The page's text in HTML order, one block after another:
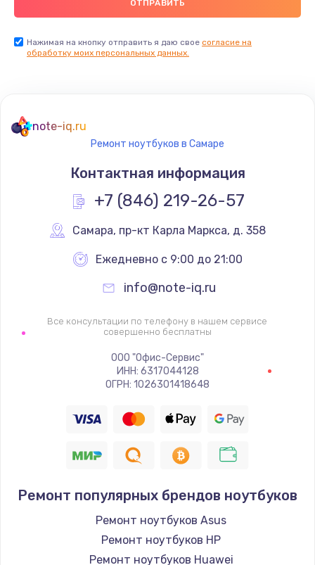
Нажимая на кнопку отправить я даю свое согласие на
обработку моих персональных данных.
note-iq.ru
Ремонт ноутбуков в Самаре
Контактная информация
+7 (846) 219-26-57
Самара, пр-кт Карла Маркса, д. 358
Ежедневно с 9:00 до 21:00
info@note-iq.ru
Все консультации по телефону в нашем сервисе
совершенно бесплатны
ООО "Офис-Сервис"
ИНН: 6317044128
ОГРН: 1026301418648
Ремонт популярных брендов ноутбуков
Ремонт ноутбуков Asus
Ремонт ноутбуков HP
Ремонт ноутбуков Huawei